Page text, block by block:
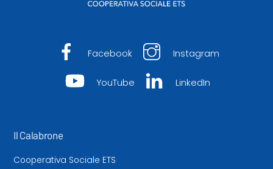
Facebook Instagram
YouTube LinkedIn
Il Calabrone
Cooperativa Sociale ETS